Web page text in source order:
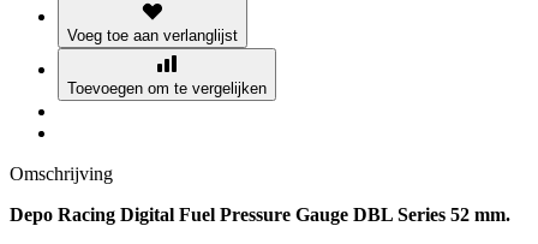
Voeg toe aan verlanglijst
Toevoegen om te vergelijken
Omschrijving
Depo Racing Digital Fuel Pressure Gauge DBL Series 52 mm.